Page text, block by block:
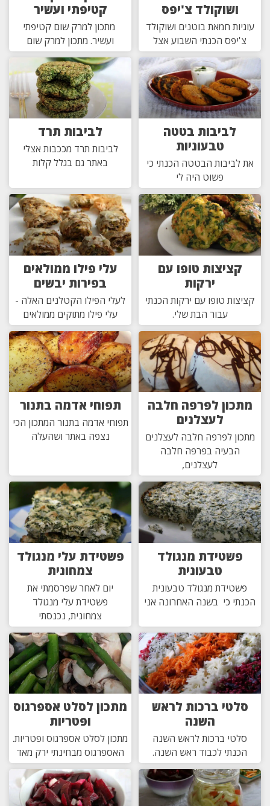
ושוקולד צ'יפס
עוגיות חמאת בוטנים ושוקולד
צ'יפס הכנתי השבוע אצל
קטיפתי ועשיר
מתכון למרק שום קטיפתי
ועשיר. מתכון למרק שום
לביבות בטטה
טבעוניות
את לביבות הבטטה הכנתי כי
פשוט היה לי
לביבות תרד
לביבות תרד מככבות אצלי
באתר גם בגלל קלות
קציצות טופו עם
ירקות
קציצות טופו עם ירקות הכנתי
עבור הבת שלי.
עלי פילו ממולאים
בפירות יבשים
לעלי הפילו הקטלנים האלה -
עלי פילו מתוקים ממולאים
מתכון לפרפה חלבה
לעצלנים
מתכון לפרפה חלבה לעצלנים
הבעיה בפרפה חלבה
לעצלנים,
תפוחי אדמה בתנור
תפוחי אדמה בתנור המתכון הכי
נצפה באתר ושהעלה
פשטידת מנגולד
טבעונית
פשטידת מנגולד טבעונית
הכנתי כי בשנה האחרונה אני
פשטידת עלי מנגולד
צמחונית
יום לאחר שפרסמתי את
פשטידת עלי מנגולד
צמחונית, נכנסתי
סלטי ברכות לראש
השנה
סלטי ברכות לראש השנה
הכנתי לכבוד ראש השנה.
מתכון לסלט אספרגוס
ופטריות
מתכון לסלט אספרגוס ופטריות.
האספרגוס מבחינתי ירק מאד